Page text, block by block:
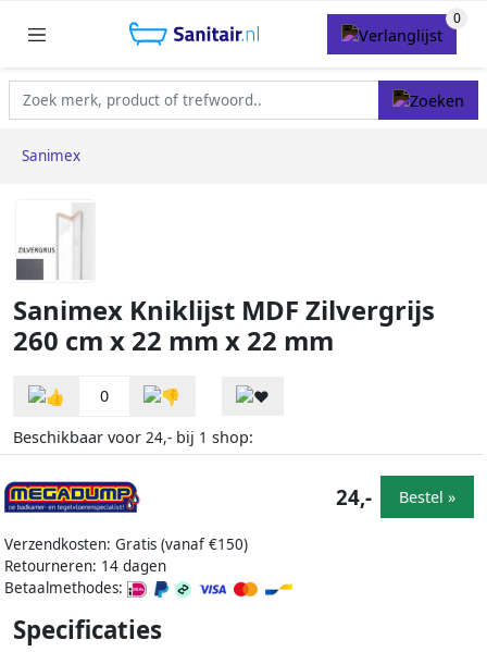
Sanimex
Sanimex Kniklijst MDF Zilvergrijs
260 cm x 22 mm x 22 mm
0
Beschikbaar voor 24,- bij 1 shop:
Verzendkosten: Gratis (vanaf €150)
Retourneren: 14 dagen
Betaalmethodes:
24,- Bestel »
Specificaties